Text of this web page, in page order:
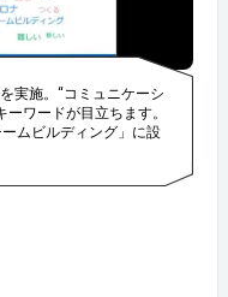
実施。“コミュニケーシ
ーワードが目立ちます。
ムビルディング」に設